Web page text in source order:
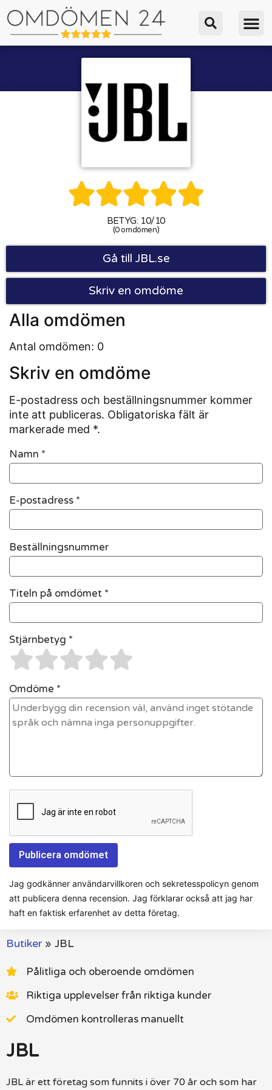

BETYG: 10/10
(0 omdömen)
Gå till JBL.se
Skriv en omdöme
Alla omdömen
Antal omdömen: 0
Skriv en omdöme
E-postadress och beställningsnummer kommer
inte att publiceras. Obligatoriska fält är
markerade med *.
Namn *
E-postadress *
Beställningsnummer
Titeln på omdömet *
Stjärnbetyg *
Omdöme *
Jag godkänner användarvillkoren och sekretesspolicyn genom
att publicera denna recension. Jag förklarar också att jag har
haft en faktisk erfarenhet av detta företag.
Butiker» JBL
Pålitliga och oberoende omdömen
Riktiga upplevelser från riktiga kunder
Omdömen kontrolleras manuellt
JBL
JBL är ett företag som funnits i över 70 år och som har